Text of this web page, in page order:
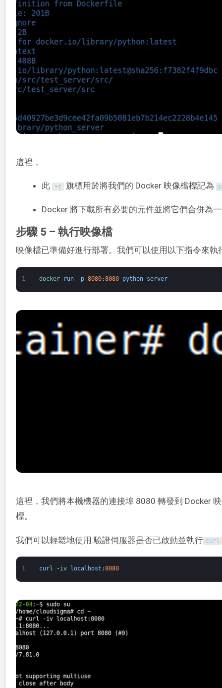
這裡，
此 -t 旗標用於將我們的 Docker 映像檔標記為
Docker 將下載所有必要的元件並將它們合併為
步驟 5 – 執行映像檔
映像檔已準備好進行部署。我們可以使用以下指令來執
1 docker run -p 8080:8080 python_server
這裡，我們將本機機器的連接埠 8080 轉發到 Docker
標。
我們可以輕鬆地使用 驗證伺服器是否已啟動並執行 curl
1 curl -iv localhost :8080